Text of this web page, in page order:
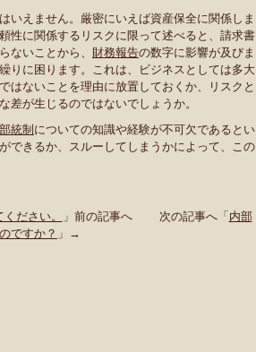
いえません。厳密にいえば資産保全に関係しま
性に関係するリスクに限って述べると、請求書
ないことから、 財務報告の数字に影響が及びま
りに困ります。これは、ビジネスとしては多大
はないことを理由に放置しておくか、リスクと
が生じるのではないでしょうか。
統制 についての知識や経験が不可欠であるとい
できるか、スルーしてしまうかによって、この
ださい。 」前の記事へ 次の記事へ「 内部
ですか？ 」→